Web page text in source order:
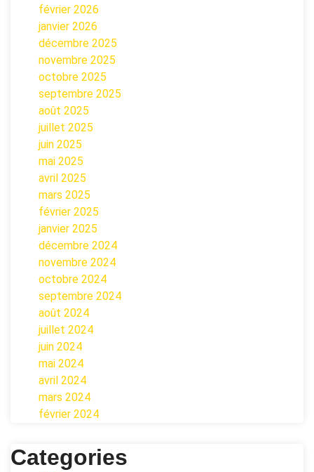
février 2026
janvier 2026
décembre 2025
novembre 2025
octobre 2025
septembre 2025
août 2025
juillet 2025
juin 2025
mai 2025
avril 2025
mars 2025
février 2025
janvier 2025
décembre 2024
novembre 2024
octobre 2024
septembre 2024
août 2024
juillet 2024
juin 2024
mai 2024
avril 2024
mars 2024
février 2024
Categories